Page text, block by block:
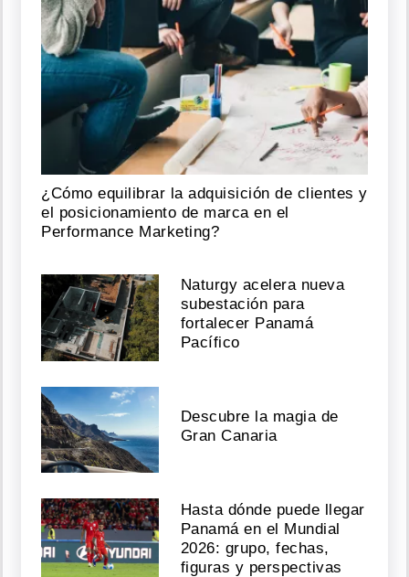
¿Cómo equilibrar la adquisición de clientes y
el posicionamiento de marca en el
Performance Marketing?
Naturgy acelera nueva
subestación para
fortalecer Panamá
Pacífico
Descubre la magia de
Gran Canaria
Hasta dónde puede llegar
Panamá en el Mundial
2026: grupo, fechas,
figuras y perspectivas